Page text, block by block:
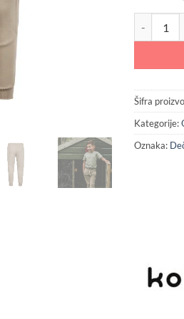
Šifra
Kategorije:
Oznaka: